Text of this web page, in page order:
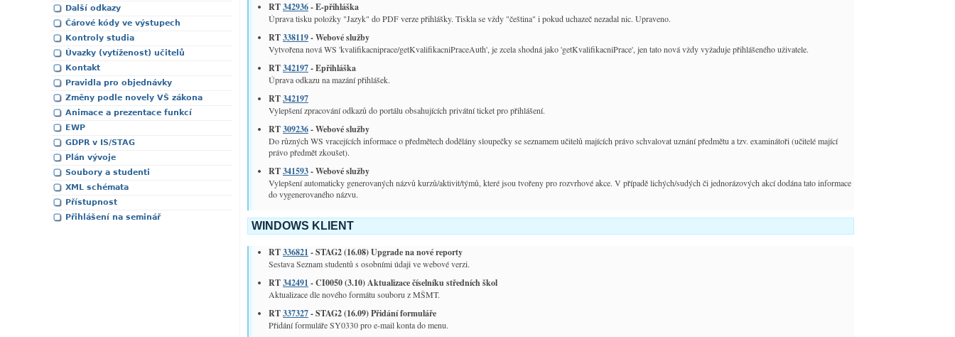
Další odkazy
Čárové kódy ve výstupech
Kontroly studia
Úvazky (vytíženost) učitelů
Kontakt
Pravidla pro objednávky
Změny podle novely VŠ zákona
Animace a prezentace funkcí
EWP
GDPR v IS/STAG
Plán vývoje
Soubory a studenti
XML schémata
Přístupnost
Přihlášení na seminář
RT342936- E-přihláška
Úprava tisku položky "Jazyk" do PDF verze přihlášky. Tiskla se vždy "čeština" i pokud uchazeč nezadal nic. Upraveno.
RT338119- Webové služby
Vytvořena nová WS 'kvalifikacniprace/getKvalifikacniPraceAuth', je zcela shodná jako 'getKvalifikacniPrace', jen tato nová vždy vyžaduje přihlášeného uživatele.
RT342197- Epřihláška
Úprava odkazu na mazání přihlášek.
RT342197
Vylepšení zpracování odkazů do portálu obsahujících privátní ticket pro přihlášení.
RT309236- Webové služby
Do různých WS vracejících informace o předmětech dodělány sloupečky se seznamem učitelů majících právo schvalovat uznání předmětu a tzv. examinátoři (učitelé mající
právo předmět zkoušet).
RT341593- Webové služby
Vylepšení automaticky generovaných názvů kurzů/aktivit/týmů, které jsou tvořeny pro rozvrhové akce. V případě lichých/sudých či jednorázových akcí dodána tato informace
do vygenerovaného názvu.
WINDOWS KLIENT
RT336821 - STAG2 (16.08) Upgrade na nové reporty
Sestava Seznam studentů s osobními údaji ve webové verzi.
RT342491 - CI0050 (3.10) Aktualizace číselníku středních škol
Aktualizace dle nového formátu souboru z MŠMT.
RT337327- STAG2 (16.09) Přidání formuláře
Přidání formuláře SY0330 pro e-mail konta do menu.